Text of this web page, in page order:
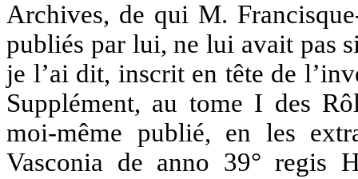
Archives, de qui M.
publiés par lui, ne lui avait pas
je l’ai dit, inscrit en tête de
Supplément, au tome I des
moi-même publié, en les
Vasconia de anno 39° regis